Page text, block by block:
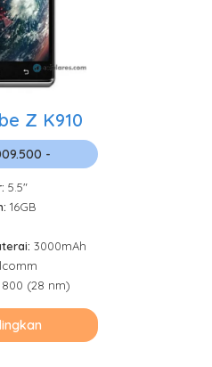
Z K910
-
5.5"
16GB
3000mAh
(28 nm)